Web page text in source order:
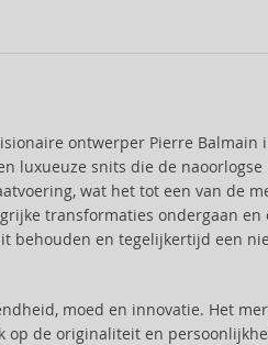
ontwerper Pierre
luxueuze snits die de
wat het tot een van de
transformaties ondergaan
behouden en tegelijkertijd een
moed en innovatie. Het
de originaliteit en